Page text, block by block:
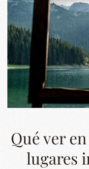
Qué ver
lugares